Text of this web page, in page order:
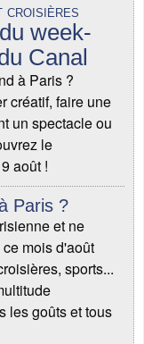
croisières
week-
Canal
à Paris ?
créatif, faire une
un spectacle ou
le
août !
Paris ?
et ne
mois d'août
sports...
les goûts et tous